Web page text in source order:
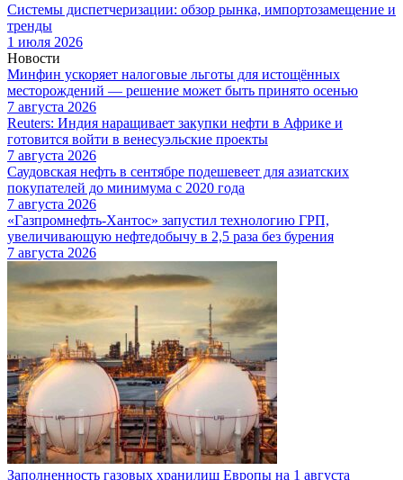
Системы диспетчеризации: обзор рынка, импортозамещение и
тренды
1 июля 2026
Новости
Минфин ускоряет налоговые льготы для истощённых
месторождений — решение может быть принято осенью
7 августа 2026
Reuters: Индия наращивает закупки нефти в Африке и
готовится войти в венесуэльские проекты
7 августа 2026
Саудовская нефть в сентябре подешевеет для азиатских
покупателей до минимума с 2020 года
7 августа 2026
«Газпромнефть-Хантос» запустил технологию ГРП,
увеличивающую нефтедобычу в 2,5 раза без бурения
7 августа 2026
Заполненность газовых хранилищ Европы на 1 августа